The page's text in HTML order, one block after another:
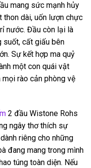
mang sức mạnh hủy
thon dài, uốn lượn chực
nước. Đầu còn lại là
suốt, cất giấu bên
Sự kết hợp ma quỷ
một con quái vật
rào cản phòng vệ
2 đầu Wistone Rohs
ngây thơ thích sự
riêng cho những
đang mang trong mình
túng toàn diện. Nếu